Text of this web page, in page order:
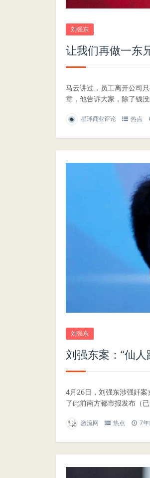
刘强东
让我们再做一东
马云讲过，员工离开公司
章，他告诉大家，除了钱
星球商业评论 热点
刘强东
刘强东案：“仙
4月26日，刘强东涉强奸
了此前南方都市报发布（
激流网 热点 7